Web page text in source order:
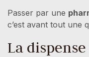
Passer par une
c’est avant tout une
La